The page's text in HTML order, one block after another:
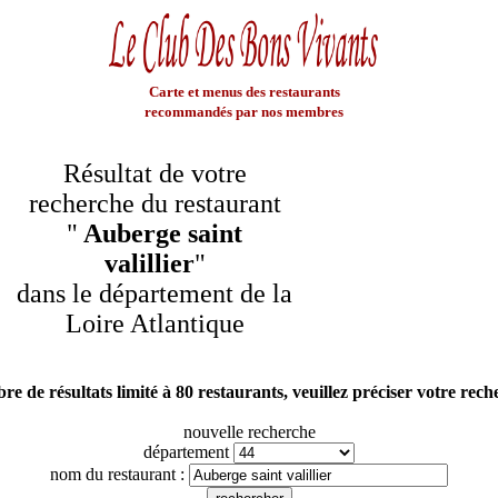
Carte et menus des restaurants
recommandés par nos membres
Résultat de votre
recherche du restaurant
" Auberge saint
valillier"
dans le département de la
Loire Atlantique
de résultats limité à 80 restaurants, veuillez préciser votre
nouvelle recherche
département
nom du restaurant :